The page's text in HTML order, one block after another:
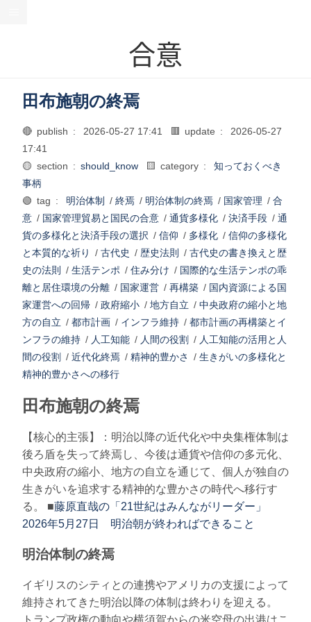
合意
田布施朝の終焉
🔴 publish : 2026-05-27 17:41 🟥 update :
2026-05-27
17:41
🟡 section : should_know 🟨 category :
知っておくべき
事柄
🟢 tag :
明治体制 / 終焉 / 明治体制の終焉 / 国家管理 / 合
意 / 国家管理貿易と国民の合意 / 通貨多様化 / 決済手段 / 通
貨の多様化と決済手段の選択 / 信仰 / 多様化 / 信仰の多様化
と本質的な祈り
/ 古代史 / 歴史法則 / 古代史の書き換えと歴
史の法則
/ 生活テンポ / 住み分け / 国際的な生活テンポの乖
離と居住環境の分離 / 国家運営 / 再構築 / 国内資源による国
家運営への回帰 / 政府縮小 / 地方自立 / 中央政府の縮小と地
方の自立 / 都市計画 / インフラ維持 / 都市計画の再構築とイ
ンフラの維持 / 人工知能 / 人間の役割 / 人工知能の活用と人
間の役割
/ 近代化終焉 / 精神的豊かさ / 生きがいの多様化と
精神的豊かさへの移行
田布施朝の終焉
【核心的主張】：明治以降の近代化や中央集権体制は
後ろ盾を失って終焉し、今後は通貨や信仰の多元化、
中央政府の縮小、地方の自立を通じて、個人が独自の
生きがいを追求する精神的な豊かさの時代へ移行す
る。 ■藤原直哉の「21世紀はみんながリーダー」
2026年5月27日 明治朝が終わればできること
明治体制の終焉
イギリスのシティとの連携やアメリカの支援によって
維持されてきた明治以降の体制は終わりを迎える。
トランプ政権の動向や横須賀からの米空母の出港はこ